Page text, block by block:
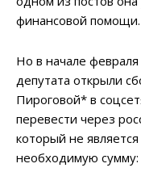
финансовой помощи.
Но в начале
депутата открыли
Пироговой* в
перевести через
который не
необходимую